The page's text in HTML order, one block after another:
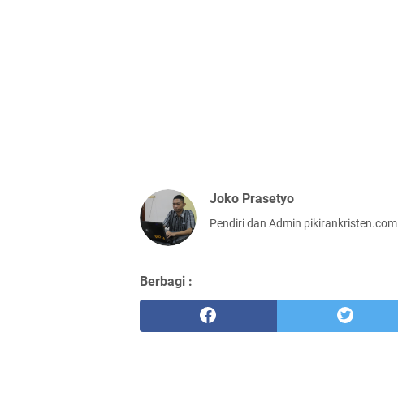
Joko Prasetyo
Pendiri dan Admin pikirankristen.com
Berbagi :